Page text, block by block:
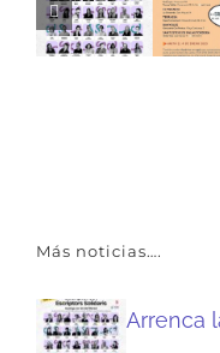
d’Escriptores
i
Más noticias….
Arrenca